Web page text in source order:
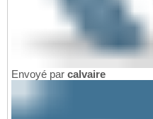
Envoyé par calvaire